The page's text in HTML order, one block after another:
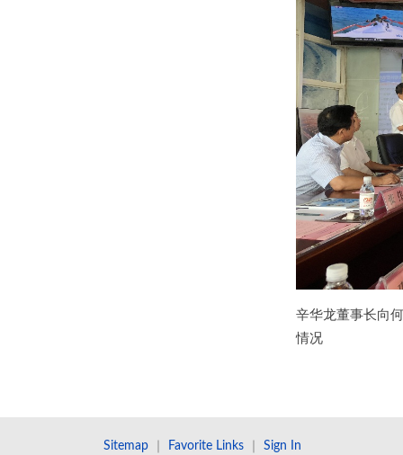
辛华龙董事长向
情况
Sitemap Favorite Links Sign In